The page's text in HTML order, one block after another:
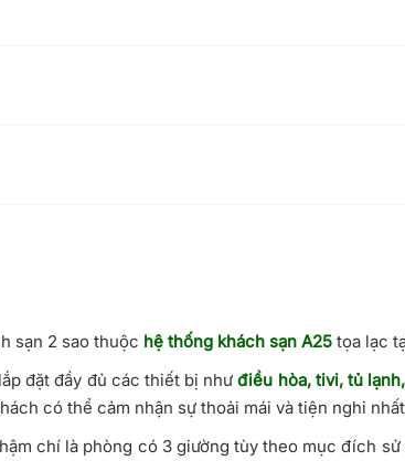
sạn 2 sao thuộc hệ thống khách sạn A25 tọa lạc
đặt đầy đủ các thiết bị nhưđiều hòa, tivi, tủ
có thể cảm nhận sự thoải mái và tiện nghi
chí là phòng có 3 giường tùy theo mục đích